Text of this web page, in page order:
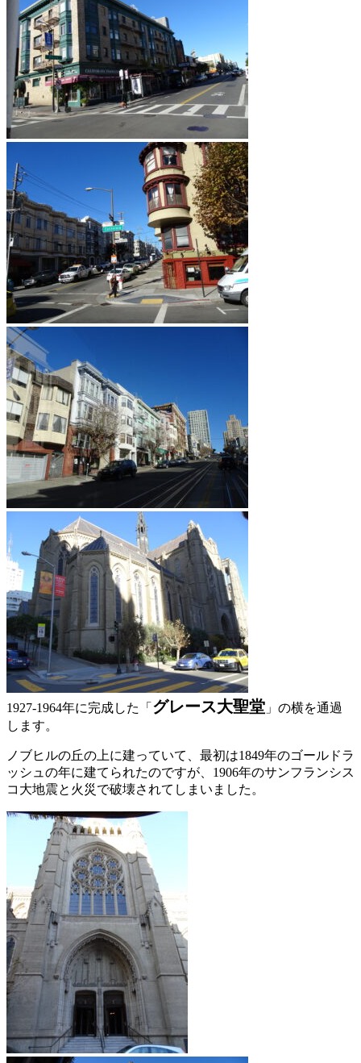
1927-1964年に完成した「 グレース大聖堂 」の横を通過
します。
ノブヒルの丘の上に建っていて、最初は1849年のゴールドラ
ッシュの年に建てられたのですが、1906年のサンフランシス
コ大地震と火災で破壊されてしまいました。